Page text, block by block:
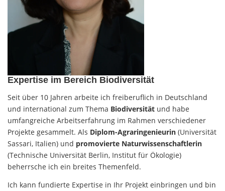
Expertise im Bereich Biodiversität
Seit über 10 Jahren arbeite ich freiberuflich in Deutschland
und international zum Thema Biodiversität und habe
umfangreiche Arbeitserfahrung im Rahmen verschiedener
Projekte gesammelt. Als Diplom-Agraringenieurin (Universität
Sassari, Italien) und promovierte Naturwissenschaftlerin
(Technische Universität Berlin, Institut für Ökologie)
beherrsche ich ein breites Themenfeld.
Ich kann fundierte Expertise in Ihr Projekt einbringen und bin